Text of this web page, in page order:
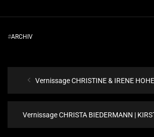
#ARCHIV
Vernissage CHRISTINE & IRENE
Vernissage CHRISTA BIEDERMANN |